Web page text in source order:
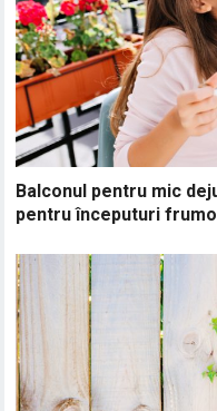
Balconul pentru mic
pentru începuturi